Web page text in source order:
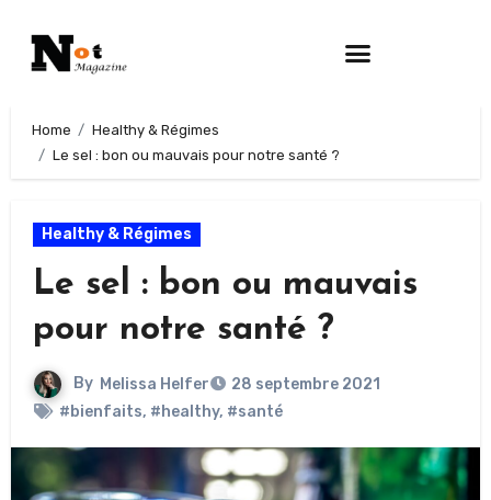
Home
Healthy & Régimes
Le sel : bon ou mauvais pour notre santé ?
Healthy & Régimes
Le sel : bon ou mauvais
pour notre santé ?
By Melissa Helfer
28 septembre 2021
#bienfaits, #healthy, #santé